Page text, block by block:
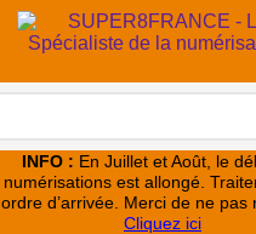
INFO : En Juillet et Août, le
numérisations est allongé.
ordre d’arrivée. Merci de ne pas
Cliquez ici